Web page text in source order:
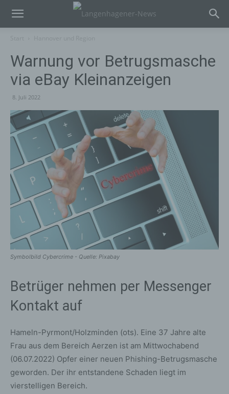
Warnung vor Betrugsmasche
via eBay Kleinanzeigen
8. Juli 2022
Symbolbild Cybercrime - Quelle: Pixabay
Betrüger nehmen per Messenger
Kontakt auf
Hameln-Pyrmont/Holzminden (ots). Eine 37 Jahre alte
Frau aus dem Bereich Aerzen ist am Mittwochabend
(06.07.2022) Opfer einer neuen Phishing-Betrugsmasche
geworden. Der ihr entstandene Schaden liegt im
vierstelligen Bereich.